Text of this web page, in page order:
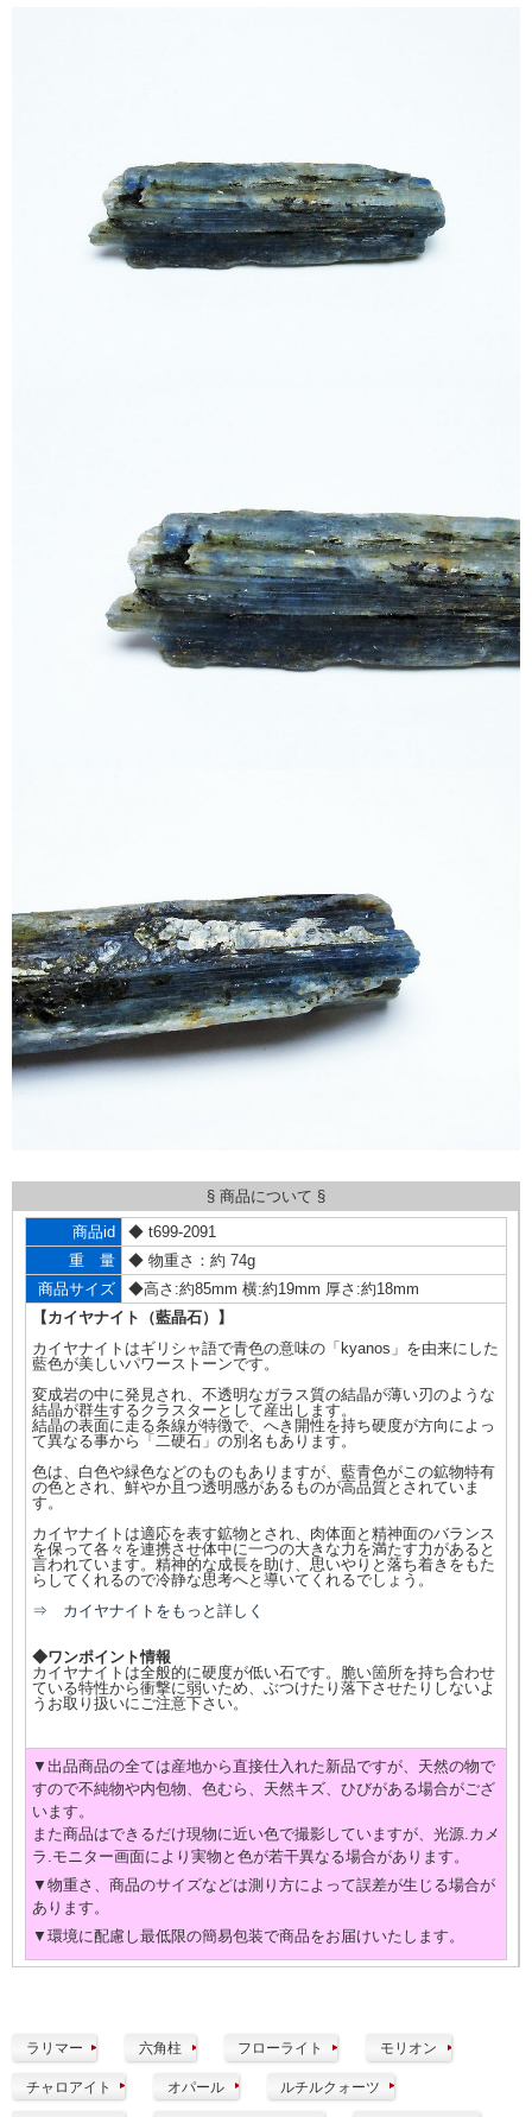
§ 商品について §
商品id
◆ t699-2091
重 量
◆ 物重さ：約 74g
商品サイズ
◆高さ:約85mm 横:約19mm 厚さ:約18mm
【カイヤナイト（藍晶石）】
カイヤナイトはギリシャ語で青色の意味の「kyanos」を由来にした
藍色が美しいパワーストーンです。
変成岩の中に発見され、不透明なガラス質の結晶が薄い刃のような
結晶が群生するクラスターとして産出します。
結晶の表面に走る条線が特徴で、へき開性を持ち硬度が方向によっ
て異なる事から「二硬石」の別名もあります。
色は、白色や緑色などのものもありますが、藍青色がこの鉱物特有
の色とされ、鮮やか且つ透明感があるものが高品質とされていま
す。
カイヤナイトは適応を表す鉱物とされ、肉体面と精神面のバランス
を保って各々を連携させ体中に一つの大きな力を満たす力があると
言われています。精神的な成長を助け、思いやりと落ち着きをもた
らしてくれるので冷静な思考へと導いてくれるでしょう。
⇒ カイヤナイトをもっと詳しく
◆ワンポイント情報
カイヤナイトは全般的に硬度が低い石です。脆い箇所を持ち合わせ
ている特性から衝撃に弱いため、ぶつけたり落下させたりしないよ
うお取り扱いにご注意下さい。
▼出品商品の全ては産地から直接仕入れた新品ですが、天然の物で
すので不純物や内包物、色むら、天然キズ、ひびがある場合がござ
います。
また商品はできるだけ現物に近い色で撮影していますが、光源.カメ
ラ.モニター画面により実物と色が若干異なる場合があります。
▼物重さ、商品のサイズなどは測り方によって誤差が生じる場合が
あります。
▼環境に配慮し最低限の簡易包装で商品をお届けいたします。
ラリマー 六角柱 フローライト モリオン
チャロアイト オパール ルチルクォーツ